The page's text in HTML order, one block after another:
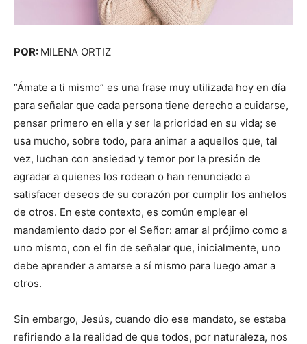
POR: MILENA ORTIZ
“Ámate a ti mismo” es una frase muy utilizada hoy en día
para señalar que cada persona tiene derecho a cuidarse,
pensar primero en ella y ser la prioridad en su vida; se
usa mucho, sobre todo, para animar a aquellos que, tal
vez, luchan con ansiedad y temor por la presión de
agradar a quienes los rodean o han renunciado a
satisfacer deseos de su corazón por cumplir los anhelos
de otros. En este contexto, es común emplear el
mandamiento dado por el Señor: amar al prójimo como a
uno mismo, con el fin de señalar que, inicialmente, uno
debe aprender a amarse a sí mismo para luego amar a
otros.
Sin embargo, Jesús, cuando dio ese mandato, se estaba
refiriendo a la realidad de que todos, por naturaleza, nos